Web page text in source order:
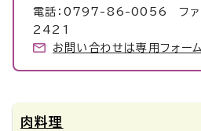
電話：0797-86-0056 ファ
2421
お問い合わせは専用フォー
肉料理